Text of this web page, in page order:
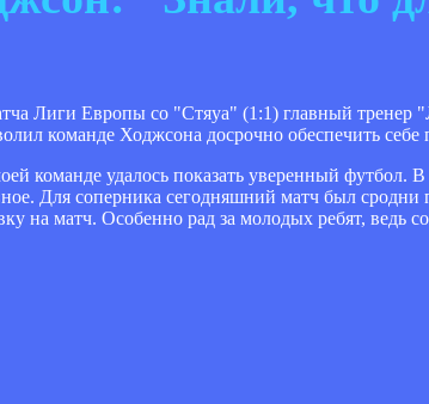
Лиги Европы со "Стяуа" (1:1) главный
команде Ходжсона досрочно обеспечить себе
команде удалось показать уверенный
Для соперника сегодняшний матч был
на матч. Особенно рад за молодых ребят, ведь